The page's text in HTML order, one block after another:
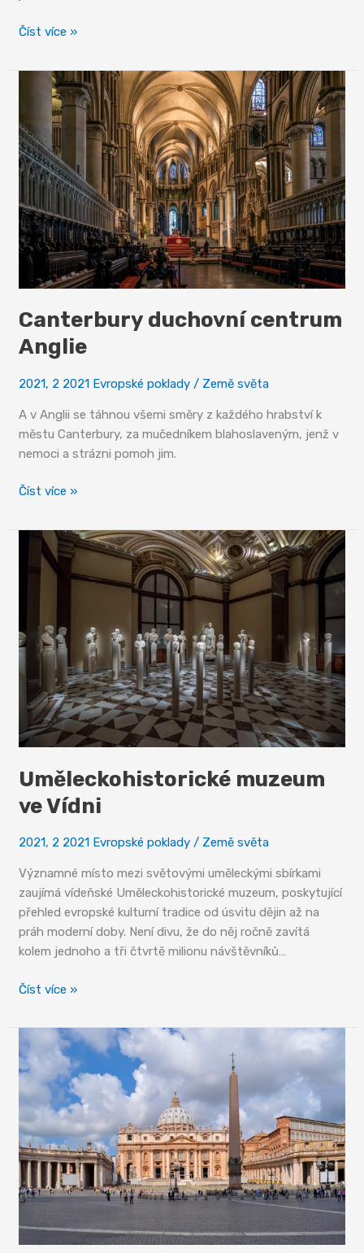
Starokladrubští
Číst více »
Canterbury duchovní centrum
Anglie
2021, 2 2021 Evropské poklady / Země světa
A v Anglii se táhnou všemi směry z každého hrabství k
městu Canterbury, za mučedníkem blahoslaveným, jenž v
nemoci a strázni pomoh jim.
Canterbury
centrum
Anglie
Číst více »
Uměleckohistorické muzeum
ve Vídni
2021, 2 2021 Evropské poklady / Země světa
Významné místo mezi světovými uměleckými sbírkami
zaujímá vídeňské Uměleckohistorické muzeum, poskytující
přehled evropské kulturní tradice od úsvitu dějin až na
práh moderní doby. Není divu, že do něj ročně zavítá
kolem jednoho a tři čtvrtě milionu návštěvníků…
Uměleckohistorické
ve
Vídni
Číst více »